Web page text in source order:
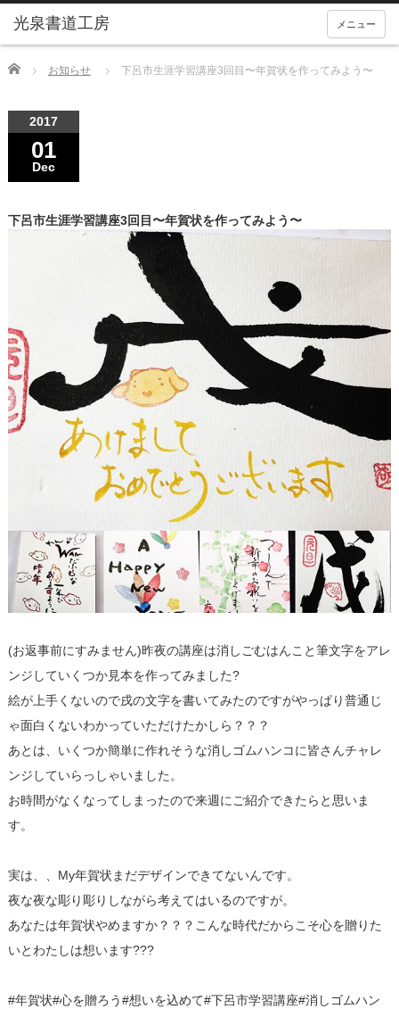
メニュー
Home お知らせ 下呂市生涯学習講座3回目〜年賀状を作ってみよう〜
2017
01
Dec
下呂市生涯学習講座3回目〜年賀状を作ってみよう〜
(お返事前にすみません)昨夜の講座は消しごむはんこと筆文字をアレ
ンジしていくつか見本を作ってみました?
絵が上手くないので戌の文字を書いてみたのですがやっぱり普通じ
ゃ面白くないわかっていただけたかしら？？？
あとは、いくつか簡単に作れそうな消しゴムハンコに皆さんチャレ
ンジしていらっしゃいました。
お時間がなくなってしまったので来週にご紹介できたらと思いま
す。
実は、、My年賀状まだデザインできてないんです。
夜な夜な彫り彫りしながら考えてはいるのですが。
あなたは年賀状やめますか？？？こんな時代だからこそ心を贈りた
いとわたしは想います???
#年賀状#心を贈ろう#想いを込めて#下呂市学習講座#消しゴムハン